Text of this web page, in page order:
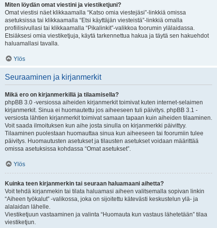
Miten löydän omat viestini ja viestiketjuni?
Omat viestisi näet klikkaamalla “Katso omia viestejäsi”-linkkiä omissa
asetuksissa tai klikkaamalla “Etsi käyttäjän viesteistä”-linkkiä omalla
profiilisivullasi tai klikkaamalla “Pikalinkit”-valikkoa foorumin ylälaidassa.
Etsiäksesi omia viestiketjuja, käytä tarkennettua hakua ja täytä sen hakuehdot
haluamallasi tavalla.
Ylös
Seuraaminen ja kirjanmerkit
Mikä ero on kirjanmerkillä ja tilaamisella?
phpBB 3.0 -versiossa aiheiden kirjanmerkit toimivat kuten internet-selaimen
kirjanmerkit. Sinua ei huomautettu jos aiheeseen tuli päivitys. phpBB 3.1 -
versiosta lähtien kirjanmerkit toimivat samaan tapaan kuin aiheiden tilaaminen.
Voit saada ilmoituksen kun aihe josta sinulla on kirjanmerkki päivittyy.
Tilaaminen puolestaan huomauttaa sinua kun aiheeseen tai foorumiin tulee
päivitys. Huomautusten asetukset ja tilausten asetukset voidaan määrittää
omissa asetuksissa kohdassa “Omat asetukset”.
Ylös
Kuinka teen kirjanmerkin tai seuraan haluamaani aihetta?
Voit tehdä kirjanmekin tai tilata haluamasi aiheen valitsemalla sopivan linkin
“Aiheen työkalut” -valikossa, joka on sijoitettu kätevästi keskustelun ylä- ja
alalaidan lähelle.
Viestiketjuun vastaaminen ja valinta “Huomauta kun vastaus lähetetään” tilaa
viestiketjun.